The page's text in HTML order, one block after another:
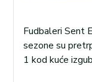
Fudbaleri Sent
sezone su
1 kod kuće